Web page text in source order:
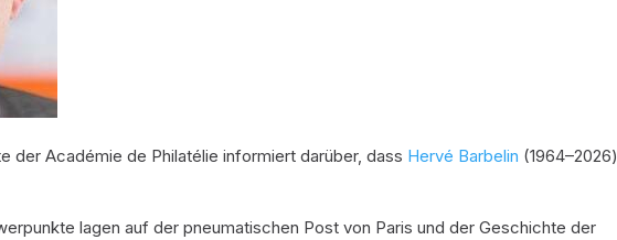
der Académie de Philatélie informiert darüber, dass Hervé Barbelin (1964–2026)
lagen auf der pneumatischen Post von Paris und der Geschichte der